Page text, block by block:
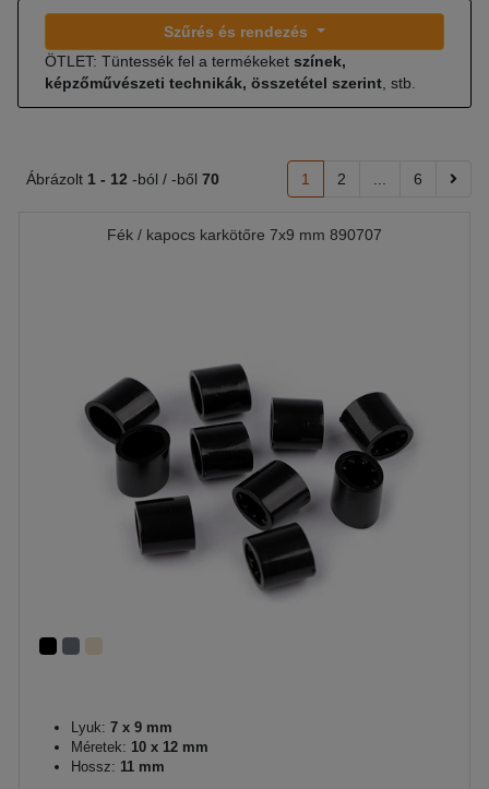
Szűrés és rendezés
ÖTLET: Tüntessék fel a termékeket színek,
képzőművészeti technikák, összetétel szerint , stb.
Ábrázolt 1 - 12 -ból / -ből 70 1 2 6
Fék / kapocs karkötőre 7x9 mm 890707
Lyuk: 7 x 9 mm
Méretek: 10 x 12 mm
Hossz: 11 mm